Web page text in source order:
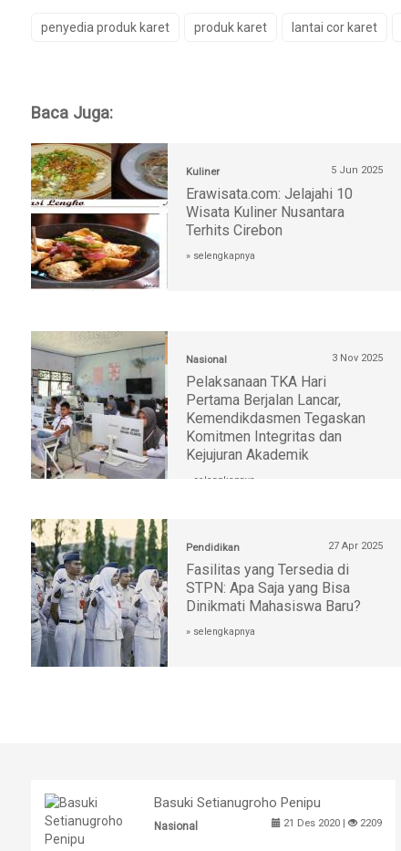
penyedia produk karet produk karet lantai cor karet
Baca Juga:
Kuliner 5 Jun 2025
Erawisata.com: Jelajahi 10
Wisata Kuliner Nusantara
Terhits Cirebon
» selengkapnya
Nasional 3 Nov 2025
Pelaksanaan TKA Hari
Pertama Berjalan Lancar,
Kemendikdasmen Tegaskan
Komitmen Integritas dan
Kejujuran Akademik
» selengkapnya
Pendidikan 27 Apr 2025
Fasilitas yang Tersedia di
STPN: Apa Saja yang Bisa
Dinikmati Mahasiswa Baru?
» selengkapnya
Basuki Setianugroho Penipu
Nasional 21 Des 2020 | 2209